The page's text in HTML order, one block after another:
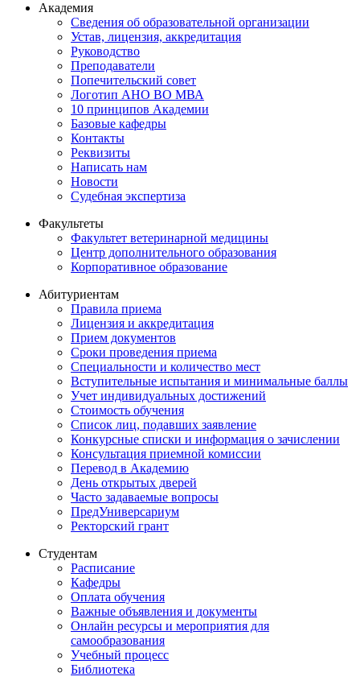
Академия
Сведения об образовательной организации
Устав, лицензия, аккредитация
Руководство
Преподаватели
Попечительский совет
Логотип АНО ВО МВА
10 принципов Академии
Базовые кафедры
Контакты
Реквизиты
Написать нам
Новости
Судебная экспертиза
Факультеты
Факультет ветеринарной медицины
Центр дополнительного образования
Корпоративное образование
Абитуриентам
Правила приема
Лицензия и аккредитация
Прием документов
Сроки проведения приема
Специальности и количество мест
Вступительные испытания и минимальные баллы
Учет индивидуальных достижений
Стоимость обучения
Список лиц, подавших заявление
Конкурсные списки и информация о зачислении
Консультация приемной комиссии
Перевод в Академию
День открытых дверей
Часто задаваемые вопросы
ПредУниверсариум
Ректорский грант
Студентам
Расписание
Кафедры
Оплата обучения
Важные объявления и документы
Онлайн ресурсы и мероприятия для
самообразования
Учебный процесс
Библиотека